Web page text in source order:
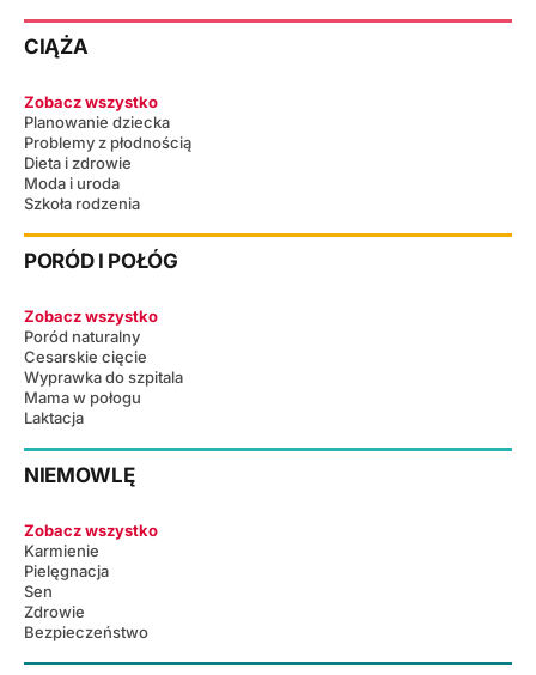
CIĄŻA
Zobacz wszystko
Planowanie dziecka
Problemy z płodnością
Dieta i zdrowie
Moda i uroda
Szkoła rodzenia
PORÓD I POŁÓG
Zobacz wszystko
Poród naturalny
Cesarskie cięcie
Wyprawka do szpitala
Mama w połogu
Laktacja
NIEMOWLĘ
Zobacz wszystko
Karmienie
Pielęgnacja
Sen
Zdrowie
Bezpieczeństwo